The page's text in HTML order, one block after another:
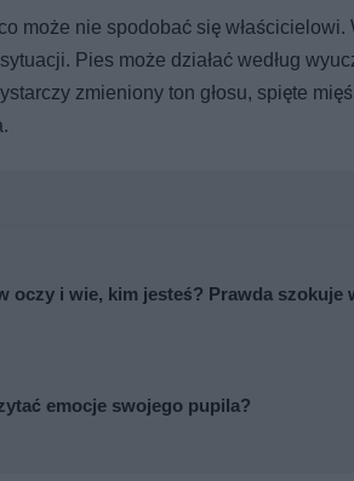
może nie spodobać się
Pies może działać według
zmieniony ton głosu, spięte
oczy i wie, kim jesteś? Prawda szokuje
emocje swojego pupila?